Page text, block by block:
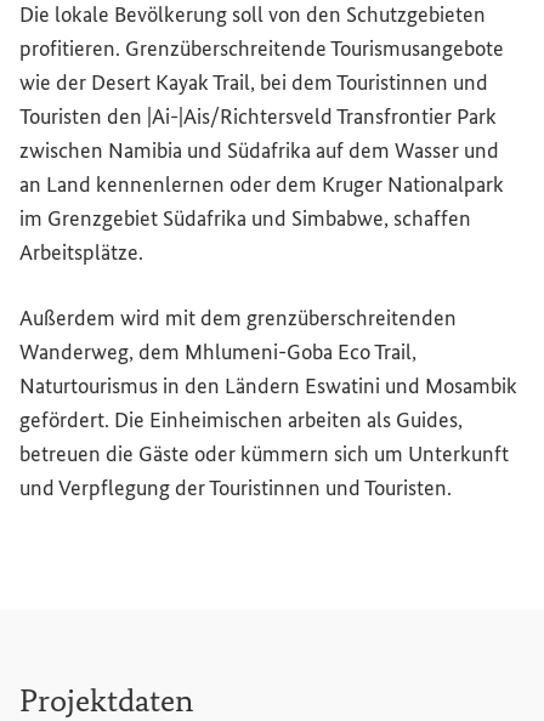
Die lokale Bevölkerung soll von den Schutzgebieten
profitieren. Grenzüberschreitende Tourismusangebote
wie der Desert Kayak Trail, bei dem Touristinnen und
Touristen den |Ai-|Ais/Richtersveld Transfrontier Park
zwischen Namibia und Südafrika auf dem Wasser und
an Land kennenlernen oder dem Kruger Nationalpark
im Grenzgebiet Südafrika und Simbabwe, schaffen
Arbeitsplätze.
Außerdem wird mit dem grenzüberschreitenden
Wanderweg, dem Mhlumeni-Goba Eco Trail,
Naturtourismus in den Ländern Eswatini und Mosambik
gefördert. Die Einheimischen arbeiten als Guides,
betreuen die Gäste oder kümmern sich um Unterkunft
und Verpflegung der Touristinnen und Touristen.
Projektdaten